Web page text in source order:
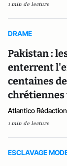
1 min de lecture
DRAME
Pakistan :
enterrent
centaines
chrétiennes
Atlantico Rédaction
1 min de lecture
ESCLAVAGE